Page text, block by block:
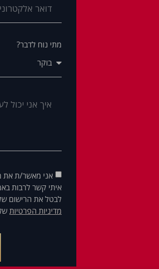
מתי נוח לדבר?
אני מאשר/ת את
איתי קשר לרבות
לבטל את הרישום
מדיניות הפרטיות